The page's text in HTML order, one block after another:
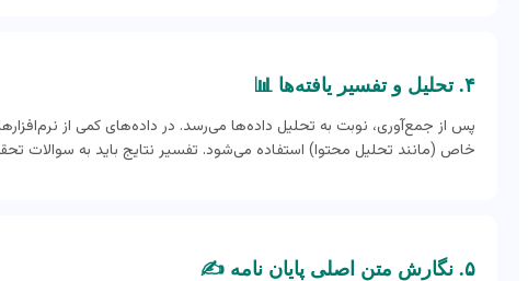
۴. تحلیل و تفسیر یافته‌ها 📊
خاص (مانند تحلیل محتوا) استفاده می‌شود. تفسیر نتایج باید به سوالات
۵. نگارش متن اصلی پایان نامه ✍️